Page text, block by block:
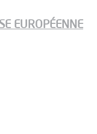
EUROPÉENNE